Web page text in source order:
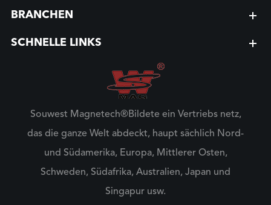
BRANCHEN
SCHNELLE LINKS
Souwest Magnetech®Bildete ein Vertriebs netz,
das die ganze Welt abdeckt, haupt sächlich Nord-
und Südamerika, Europa, Mittlerer Osten,
Schweden, Südafrika, Australien, Japan und
Singapur usw.